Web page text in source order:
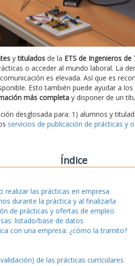
ytituladosde la ETS de Ingenieros
o acceder al mundo laboral. La
es elevada. Así que es
Esto también puede ayudar a
más completay disponer de un
desglosada para: 1) alumnos y
servicios de publicación de prácticas y
Índice
realizar las prácticas en empresa
durante la práctica y al finalizarla
de prácticas y ofertas de empleo
listado/base de datos
con una empresa: ¿cómo la tramito?
de las prácticas curriculares